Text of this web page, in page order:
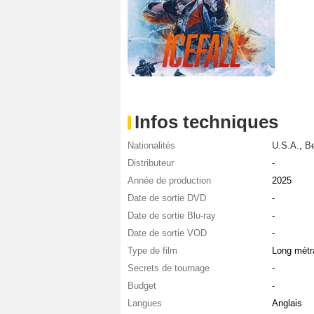
Infos techniques
Nationalités U.S.A.,
Distributeur
-
Année de production
2025
Date de sortie DVD
-
Date de sortie Blu-ray
-
Date de sortie VOD
-
Type de film
Long
Secrets de tournage
-
Budget
-
Langues
Anglais